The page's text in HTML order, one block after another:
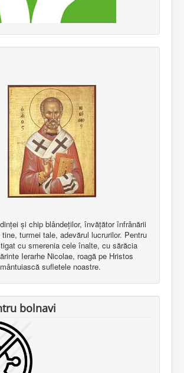
şi chip blândeţilor, învăţător înfrânării
turmei tale, adevărul lucrurilor. Pentru
cu smerenia cele înalte, cu sărăcia
Ierarhe Nicolae, roagă pe Hristos
sufletele noastre.
bolnavi